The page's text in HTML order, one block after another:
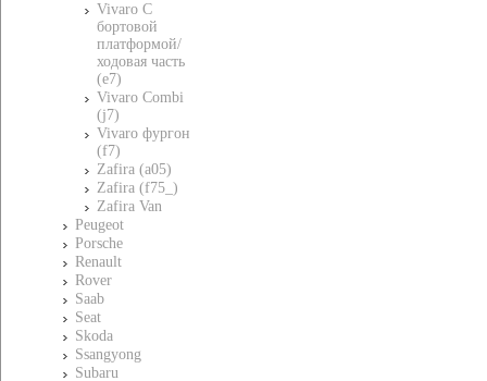
Vivaro C
бортовой
платформой/
ходовая часть
(e7)
Vivaro Combi
(j7)
Vivaro фургон
(f7)
Zafira (a05)
Zafira (f75_)
Zafira Van
Peugeot
Porsche
Renault
Rover
Saab
Seat
Skoda
Ssangyong
Subaru